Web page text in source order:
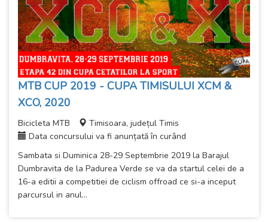
MTB CUP 2019 - CUPA TIMISULUI XCM &
XCO, 2020
Bicicleta MTB
Timisoara, județul Timis
Data concursului va fi anunțată în curând
Sambata si Duminica 28-29 Septembrie 2019 la Barajul
Dumbravita de la Padurea Verde se va da startul celei de a
16-a editii a competitiei de ciclism offroad ce si-a inceput
parcursul in anul...